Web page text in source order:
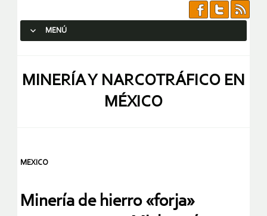
MENÚ
MINERÍA Y NARCOTRÁFICO EN
MÉXICO
MEXICO
Minería de hierro «forja»